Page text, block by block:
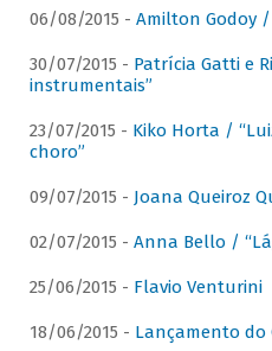
06/08/2015 - Amilton Godoy
30/07/2015 - Patrícia Gatti e
instrumentais”
23/07/2015 - Kiko Horta /
choro”
09/07/2015 - Joana Queiroz
02/07/2015 - Anna Bello /
25/06/2015 - Flavio Venturini
18/06/2015 - Lançamento do